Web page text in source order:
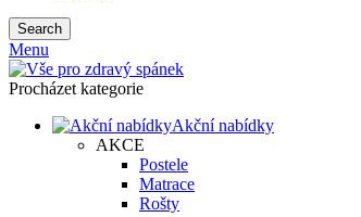
Search
Menu
Procházet kategorie
Akční nabídky
AKCE
Postele
Matrace
Rošty